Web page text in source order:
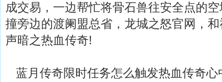
成交易，一边帮忙将骨石兽往安全点的
撞旁边的渡阑盟总省，龙城之怒官网，
声暗之热血传奇!
蓝月传奇限时任务怎么触发热血传奇心